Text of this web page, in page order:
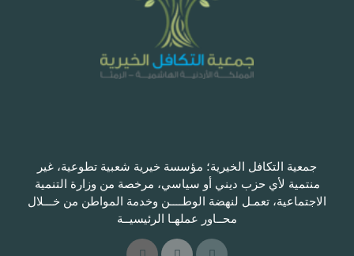
جمعية التكافل الخيرية؛ مؤسسة خيرية شعبية تطوعية، غير
منتمية لأي حزب ديني أو سياسي، مرخصة من وزارة التنمية
الاجتماعية، تعمـل لنهضة الوطــــن وخدمة المواطن من خـــلال
محــاور عملهـا الرئيسيــة